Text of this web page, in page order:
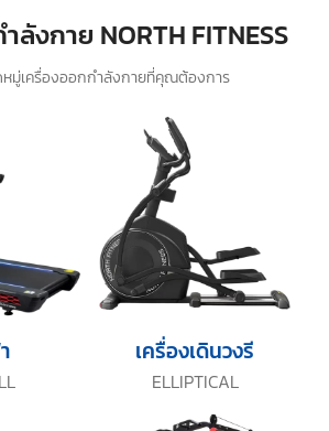
หมู่เครื่องออกกำลังกายที่คุณต้องการ
ลังกาย NORTH FITNESS
ELLIPTICAL
เครื่องเดินวงรี